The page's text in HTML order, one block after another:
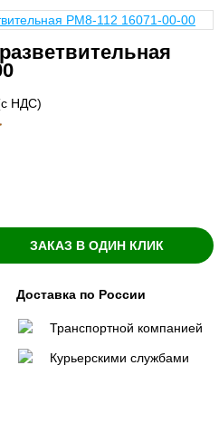
НДС)
ЗАКАЗ В ОДИН КЛИК
Доставка по России
Транспортной компанией
Курьерскими службами